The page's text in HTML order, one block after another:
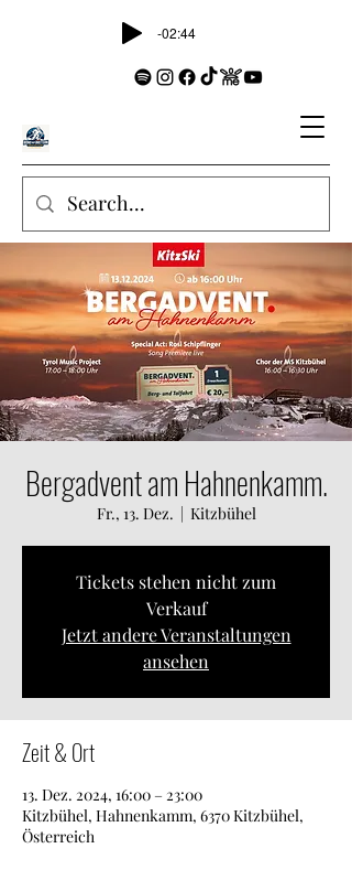
-02:44
Bergadvent am Hahnenkamm.
Fr., 13. Dez.
  |
Kitzbühel
Tickets stehen nicht zum
Verkauf
Jetzt andere Veranstaltungen
ansehen
Zeit & Ort
13. Dez. 2024, 16:00 – 23:00
Kitzbühel, Hahnenkamm, 6370 Kitzbühel,
Österreich